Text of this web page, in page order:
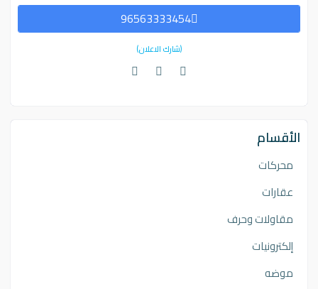
96563333454
(شارك الاعلان)
الأقسام
محركات
عقارات
مقاولات وحرف
إلكترونيات
موضه